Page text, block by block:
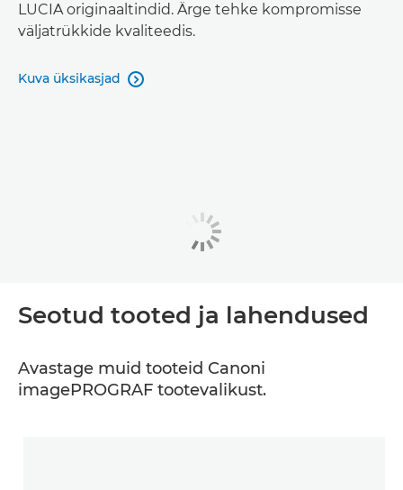
LUCIA originaaltindid. Ärge tehke kompromisse
väljatrükkide kvaliteedis.
Kuva üksikasjad 
Seotud tooted ja lahendused
Avastage muid tooteid Canoni
imagePROGRAF tootevalikust.